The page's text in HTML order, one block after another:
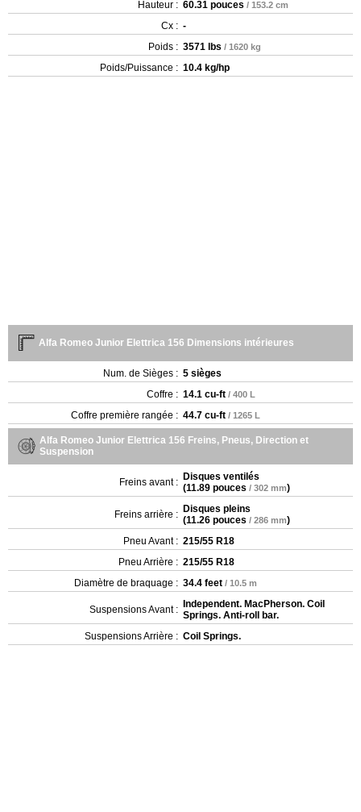
Hauteur : 60.31 pouces / 153.2 cm
Cx : -
Poids : 3571 lbs / 1620 kg
Poids/Puissance : 10.4 kg/hp
Alfa Romeo Junior Elettrica 156 Dimensions intérieures
Num. de Sièges : 5 sièges
Coffre : 14.1 cu-ft / 400 L
Coffre première rangée : 44.7 cu-ft / 1265 L
Alfa Romeo Junior Elettrica 156 Freins, Pneus, Direction et
Suspension
Freins avant : Disques ventilés
(11.89 pouces / 302 mm)
Freins arrière : Disques pleins
(11.26 pouces / 286 mm)
Pneu Avant : 215/55 R18
Pneu Arrière : 215/55 R18
Diamètre de braquage : 34.4 feet / 10.5 m
Suspensions Avant : Independent. MacPherson. Coil
Springs. Anti-roll bar.
Suspensions Arrière : Coil Springs.